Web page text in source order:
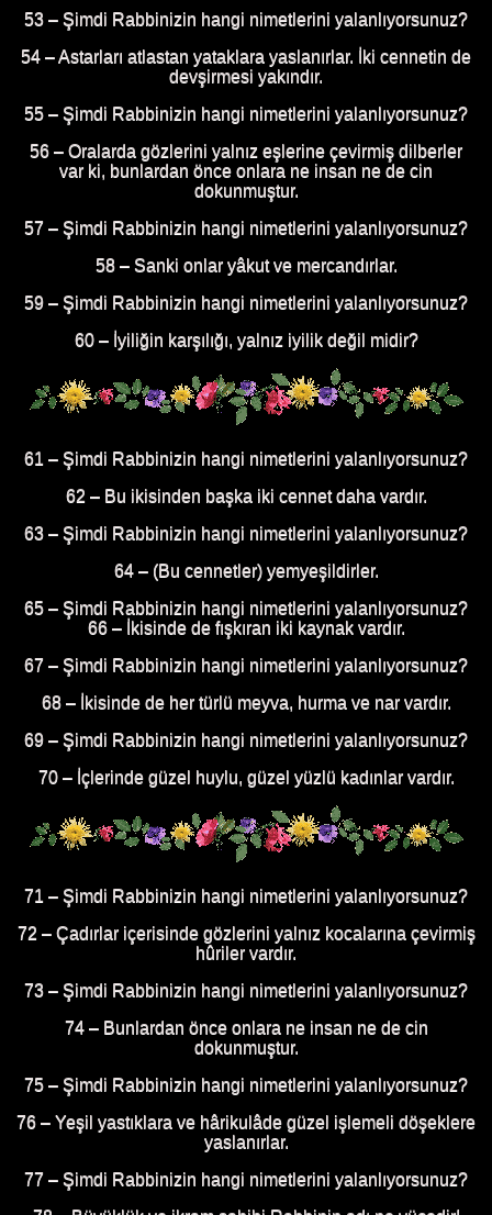
53 – Şimdi Rabbinizin hangi nimetlerini yalanlıyorsunuz?
54 – Astarları atlastan yataklara yaslanırlar. İki cennetin de
devşirmesi yakındır.
55 – Şimdi Rabbinizin hangi nimetlerini yalanlıyorsunuz?
56 – Oralarda gözlerini yalnız eşlerine çevirmiş dilberler
var ki, bunlardan önce onlara ne insan ne de cin
dokunmuştur.
57 – Şimdi Rabbinizin hangi nimetlerini yalanlıyorsunuz?
58 – Sanki onlar yâkut ve mercandırlar.
59 – Şimdi Rabbinizin hangi nimetlerini yalanlıyorsunuz?
60 – İyiliğin karşılığı, yalnız iyilik değil midir?
61 – Şimdi Rabbinizin hangi nimetlerini yalanlıyorsunuz?
62 – Bu ikisinden başka iki cennet daha vardır.
63 – Şimdi Rabbinizin hangi nimetlerini yalanlıyorsunuz?
64 – (Bu cennetler) yemyeşildirler.
65 – Şimdi Rabbinizin hangi nimetlerini yalanlıyorsunuz?
66 – İkisinde de fışkıran iki kaynak vardır.
67 – Şimdi Rabbinizin hangi nimetlerini yalanlıyorsunuz?
68 – İkisinde de her türlü meyva, hurma ve nar vardır.
69 – Şimdi Rabbinizin hangi nimetlerini yalanlıyorsunuz?
70 – İçlerinde güzel huylu, güzel yüzlü kadınlar vardır.
71 – Şimdi Rabbinizin hangi nimetlerini yalanlıyorsunuz?
72 – Çadırlar içerisinde gözlerini yalnız kocalarına çevirmiş
hûriler vardır.
73 – Şimdi Rabbinizin hangi nimetlerini yalanlıyorsunuz?
74 – Bunlardan önce onlara ne insan ne de cin
dokunmuştur.
75 – Şimdi Rabbinizin hangi nimetlerini yalanlıyorsunuz?
76 – Yeşil yastıklara ve hârikulâde güzel işlemeli döşeklere
yaslanırlar.
77 – Şimdi Rabbinizin hangi nimetlerini yalanlıyorsunuz?